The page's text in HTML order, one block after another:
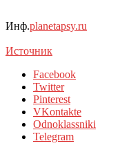
Инф.planetapsy.ru
Источник
Facebook
Twitter
Pinterest
VKontakte
Odnoklassniki
Telegram